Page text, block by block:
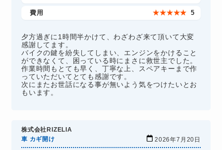
費用 ★★★★★ 5
夕方過ぎに1時間半かけて、わざわざ来て頂いて大変
感謝してます。
バイクの鍵を紛失してしまい、エンジンをかけること
ができなくて、困っている時にまさに救世主でした。
作業時間もとても早く、丁寧な上、スペアキーまで作
っていただいてとても感謝です。
次にまたお世話になる事が無いよう気をつけたいとお
もいます。
株式会社RIZELIA
車 カギ開け
2026年7月20日